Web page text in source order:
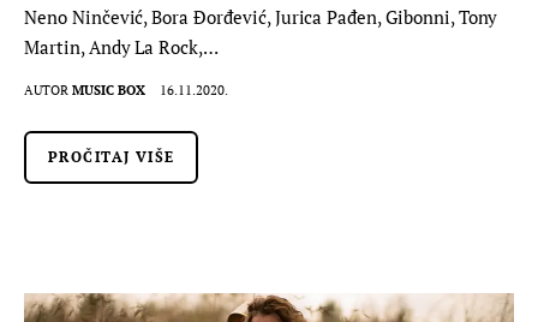
Neno Ninčević, Bora Đorđević, Jurica Pađen, Gibonni, Tony
Martin, Andy La Rock,…
AUTOR MUSIC BOX 16.11.2020.
PROČITAJ VIŠE